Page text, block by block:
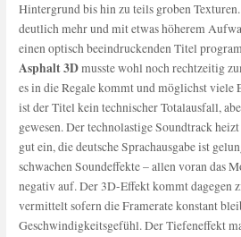
Hintergrund bis hin zu teils groben
deutlich mehr und mit etwas höherem
einen optisch beeindruckenden Titel
Asphalt 3Dmusste wohl noch rechtzeitig
es in die Regale kommt und möglichst
ist der Titel kein technischer Totalausfall,
gewesen. Der technolastige Soundtrack
gut ein, die deutsche Sprachausgabe ist
schwachen Soundeffekte – allen voran das
negativ auf. Der 3D-Effekt kommt dagegen
vermittelt sofern die Framerate konstant
Geschwindigkeitsgefühl. Der Tiefeneffekt